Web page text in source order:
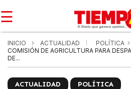
☰
INICIO ACTUALIDAD POLÍTICA
COMISIÓN DE AGRICULTURA PARA
DE...
ACTUALIDAD POLÍTICA